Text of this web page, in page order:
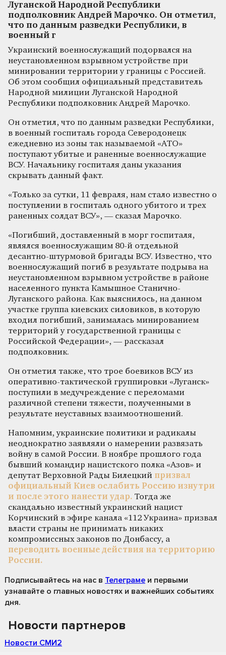
Луганской Народной Республики
подполковник Андрей Марочко. Он отметил,
что по данным разведки Республики, в
военный г
Украинский военнослужащий подорвался на
неустановленном взрывном устройстве при
минировании территории у границы с Россией.
Об этом сообщил официальный представитель
Народной милиции Луганской Народной
Республики подполковник Андрей Марочко.
Он отметил, что по данным разведки Республики,
в военный госпиталь города Северодонецк
ежедневно из зоны так называемой «АТО»
поступают убитые и раненные военнослужащие
ВСУ. Начальнику госпиталя даны указания
скрывать данный факт.
«Только за сутки, 11 февраля, нам стало известно о
поступлении в госпиталь одного убитого и трех
раненных солдат ВСУ», — сказал Марочко.
«Погибший, доставленный в морг госпиталя,
являлся военнослужащим 80-й отдельной
десантно-штурмовой бригады ВСУ. Известно, что
военнослужащий погиб в результате подрыва на
неустановленном взрывном устройстве в районе
населенного пункта Камышное Станично-
Луганского района. Как выяснилось, на данном
участке группа киевских силовиков, в которую
входил погибший, занималась минированием
территорий у государственной границы с
Российской Федерации», — рассказал
подполковник.
Он отметил также, что трое боевиков ВСУ из
оперативно-тактической группировки «Луганск»
поступили в медучреждение с переломами
различной степени тяжести, полученными в
результате неуставных взаимоотношений.
Напомним, украинские политики и радикалы
неоднократно заявляли о намерении развязать
войну в самой России. В ноябре прошлого года
бывший командир нацистского полка «Азов» и
депутат Верховной Рады Билецкий призвал
официальный Киев ослабить Россию изнутри
и после этого нанести удар. Тогда же
скандально известный украинский нацист
Корчинский в эфире канала «112 Украина» призвал
власти страны не принимать никаких
компромиссных законов по Донбассу, а
переводить военные действия на территорию
России.
Подписывайтесь на нас в Телеграме и первыми
узнавайте о главных новостях и важнейших событиях
дня.
Новости партнеров
Новости СМИ2